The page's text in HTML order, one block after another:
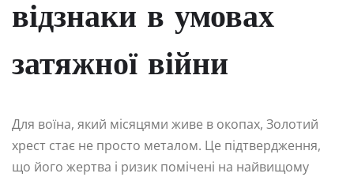
відзнаки в умовах
затяжної війни
Для воїна, який місяцями живе в окопах, Золотий
хрест стає не просто металом. Це підтвердження,
що його жертва і ризик помічені на найвищому